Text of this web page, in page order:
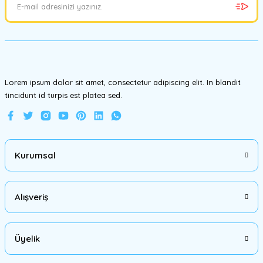
Ürün bilgilerinde hatalar bulunuyor.
Lorem ipsum dolor sit amet, consectetur adipiscing elit. In blandit
tincidunt id turpis est platea sed.
Kurumsal
Alışveriş
Üyelik